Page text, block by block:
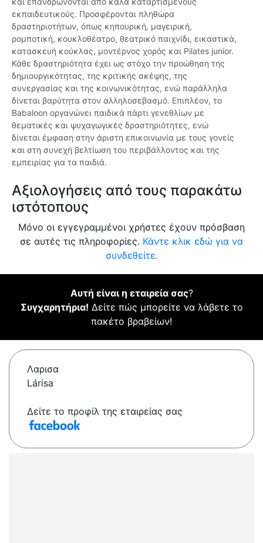
εκπαιδευτικούς. Προσφέρονται πληθώρα
δραστηριοτήτων, όπως κηπουρική, μαγειρική,
ρομποτική, κουκλοθέατρο, θεατρικό παιχνίδι, εικαστικά,
κατασκευή κούκλας, μοντέρνος χορός και Pilates junior.
Κάθε δραστηριότητα έχει ως στόχο την προώθηση της
δημιουργικότητας, της κριτικής σκέψης, της
συνεργασίας και της κοινωνικότητας, ενώ παράλληλα
δίνεται βαρύτητα στον αλληλοσεβασμό. Επιπλέον, το
Babaloon οργανώνει παιδικά πάρτι γενεθλίων με
θεματικές και ψυχαγωγικές δραστηριότητες, ενώ
δίνεται έμφαση στην άριστη επικοινωνία με τους γονείς
και στη συνεχή βελτίωση του περιβάλλοντος και της
εμπειρίας για τα παιδιά.
Αξιολογήσεις από τους παρακάτω
ιστότοπους
Μόνο οι εγγεγραμμένοι χρήστες έχουν πρόσβαση
σε αυτές τις πληροφορίες. Κάντε κλικ εδώ για να
συνδεθείτε.
Αυτή είναι η εταιρεία σας?
Συγχαρητήρια! Δείτε πώς μπορείτε να λάβετε το
πακέτο βραβείων!
Λαρισα
Lárisa
Δείτε το προφίλ της εταιρείας σας